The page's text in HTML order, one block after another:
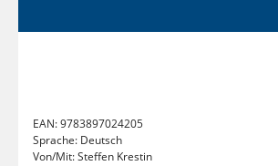
EAN:9783897024205
Sprache: Deutsch
Von/Mit:Steffen Krestin